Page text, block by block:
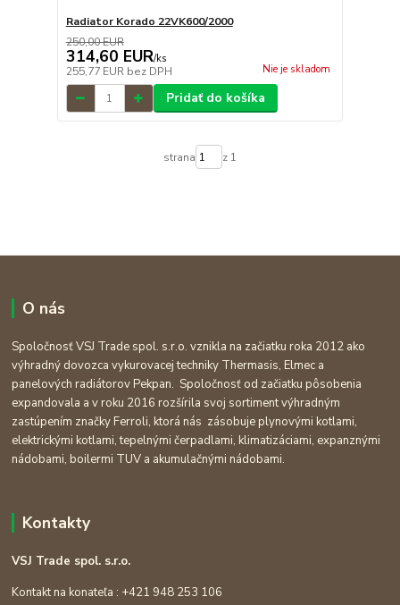
Radiator Korado 22VK600/2000
250,00 EUR
314,60 EUR/ks
255,77 EUR bez DPH Nie je skladom
Pridať do košíka
strana z 1
O nás
Spoločnosť VSJ Trade spol. s.r.o. vznikla na začiatku roka 2012 ako
výhradný dovozca vykurovacej techniky Thermasis, Elmec a
panelových radiátorov Pekpan. Spoločnosť od začiatku pôsobenia
expandovala a v roku 2016 rozšírila svoj sortiment výhradným
zastúpením značky Ferroli, ktorá nás zásobuje plynovými kotlami,
elektrickými kotlami, tepelnými čerpadlami, klimatizáciami, expanznými
nádobami, boilermi TUV a akumulačnými nádobami.
Kontakty
VSJ Trade spol. s.r.o.
Kontakt na konateľa : +421 948 253 106